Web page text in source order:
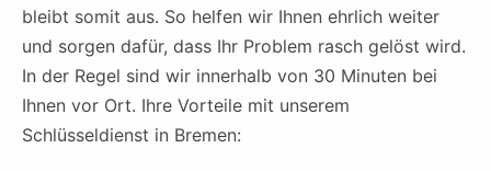
bleibt somit aus. So helfen wir Ihnen ehrlich weiter
und sorgen dafür, dass Ihr Problem rasch gelöst wird.
In der Regel sind wir innerhalb von 30 Minuten bei
Ihnen vor Ort. Ihre Vorteile mit unserem
Schlüsseldienst in Bremen: